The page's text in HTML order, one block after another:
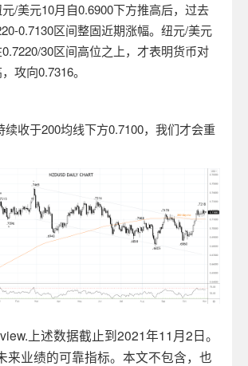
/美元10月自0.6900下方推高后，过去
0.7130区间整固近期涨幅。纽元/美元
30区间高位之上，才表明货币对
攻向0.7316。
续收于200均线下方0.7100，我们才会重
上述数据截止到2021年11月2日。
来业绩的可靠指标。本文不包含，也